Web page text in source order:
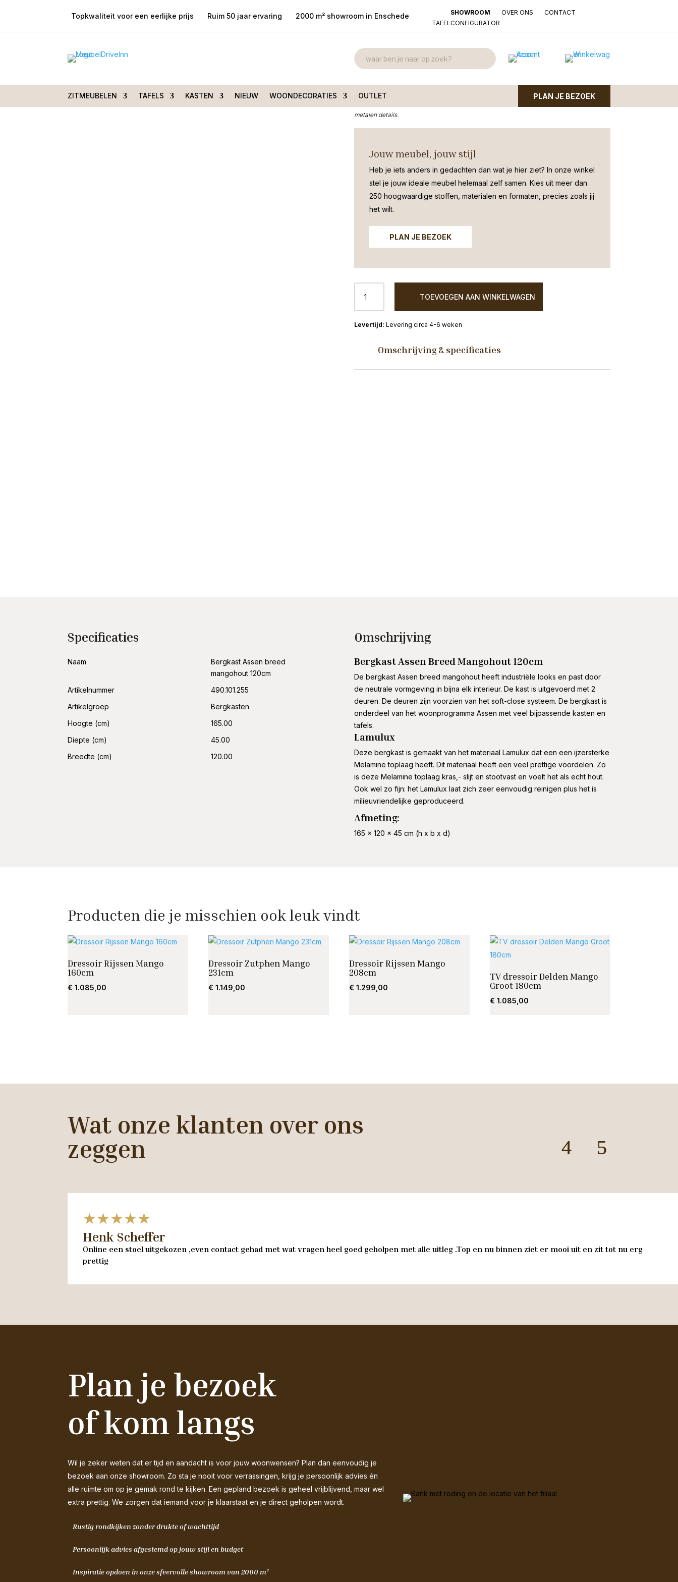
Topkwaliteit voor een eerlijke prijs Ruim 50 jaar ervaring 2000 m² showroom in Enschede SHOWROOM OVER ONS
CONTACT
TAFELCONFIGURATOR
ZITMEUBELEN TAFELS KASTEN NIEUW WOONDECORATIES OUTLET PLAN JE BEZOEK
120cm
€1.350,00
metalen details.
Jouw meubel, jouw stijl
Heb je iets anders in gedachten dan wat je hier ziet? In onze winkel
stel je jouw ideale meubel helemaal zelf samen. Kies uit meer dan
250 hoogwaardige stoffen, materialen en formaten, precies zoals jij
het wilt.
PLAN JE BEZOEK
Assen
breed
mangohout
TOEVOEGEN AAN WINKELWAGEN
Levering circa 4-6 weken
Omschrijving & specificaties
Specificaties
Naam
Bergkast Assen breed
mangohout 120cm
Artikelnummer
490.101.255
Artikelgroep
Bergkasten
Hoogte (cm)
165.00
Diepte (cm)
45.00
Breedte (cm)
120.00
Omschrijving
Bergkast Assen Breed Mangohout 120cm
De bergkast Assen breed mangohout heeft industriële looks en past door
de neutrale vormgeving in bijna elk interieur. De kast is uitgevoerd met 2
deuren. De deuren zijn voorzien van het soft-close systeem. De bergkast is
onderdeel van het woonprogramma Assen met veel bijpassende kasten en
tafels.
Lamulux
Deze bergkast is gemaakt van het materiaal Lamulux dat een een ijzersterke
Melamine toplaag heeft. Dit materiaal heeft een veel prettige voordelen. Zo
is deze Melamine toplaag kras,- slijt en stootvast en voelt het als echt hout.
Ook wel zo fijn: het Lamulux laat zich zeer eenvoudig reinigen plus het is
milieuvriendelijke geproduceerd.
Afmeting:
165 x 120 x 45 cm (h x b x d)
Producten die je misschien ook leuk vindt
Dressoir Rijssen Mango
160cm
€ 1.085,00
Dressoir Zutphen Mango
231cm
€ 1.149,00
Dressoir Rijssen Mango
208cm
€ 1.299,00
TV dressoir Delden Mango
Groot 180cm
€ 1.085,00
Wat onze klanten over ons
zeggen
★★★★★
Henk Scheffer
Online een stoel uitgekozen ,even contact gehad met wat vragen heel goed geholpen met alle uitleg .Top en nu binnen ziet er mooi uit en zit tot nu erg
prettig
Plan je bezoek
of kom langs
Wil je zeker weten dat er tijd en aandacht is voor jouw woonwensen? Plan dan eenvoudig je
bezoek aan onze showroom. Zo sta je nooit voor verrassingen, krijg je persoonlijk advies én
alle ruimte om op je gemak rond te kijken. Een gepland bezoek is geheel vrijblijvend, maar wel
extra prettig. We zorgen dat iemand voor je klaarstaat en je direct geholpen wordt.
Rustig rondkijken zonder drukte of wachttijd
Persoonlijk advies afgestemd op jouw stijl en budget
Inspiratie opdoen in onze sfeervolle showroom van 2000 m²